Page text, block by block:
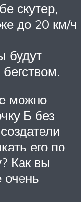
скутер,
до 20 км/ч
будут
можно
Б без
его по
Как вы
очень